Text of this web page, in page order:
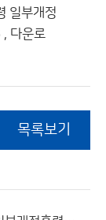
일부개정
다운로
목록보기